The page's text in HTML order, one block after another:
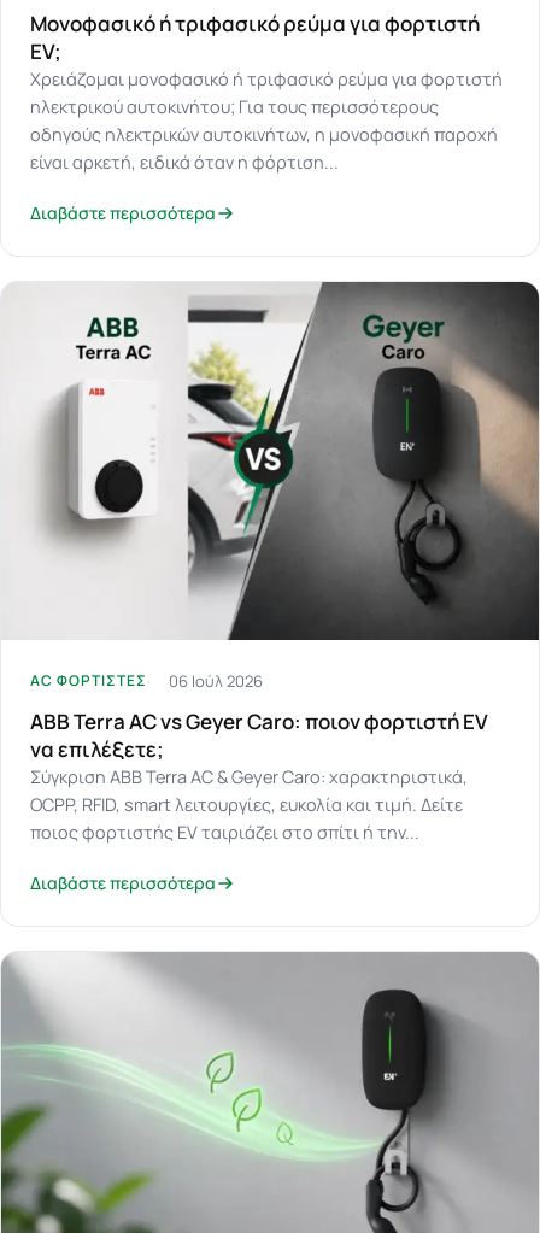
Μονοφασικό ή τριφασικό ρεύμα για φορτιστή
EV;
Χρειάζομαι μονοφασικό ή τριφασικό ρεύμα για φορτιστή
ηλεκτρικού αυτοκινήτου; Για τους περισσότερους
οδηγούς ηλεκτρικών αυτοκινήτων, η μονοφασική παροχή
είναι αρκετή, ειδικά όταν η φόρτιση...
Διαβάστε περισσότερα
AC ΦΟΡΤΙΣΤΕΣ 06 Ιούλ 2026
ABB Terra AC vs Geyer Caro: ποιον φορτιστή EV
να επιλέξετε;
Σύγκριση ABB Terra AC & Geyer Caro: χαρακτηριστικά,
OCPP, RFID, smart λειτουργίες, ευκολία και τιμή. Δείτε
ποιος φορτιστής EV ταιριάζει στο σπίτι ή την...
Διαβάστε περισσότερα